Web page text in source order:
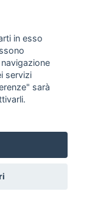
in esso
servizi
sarà